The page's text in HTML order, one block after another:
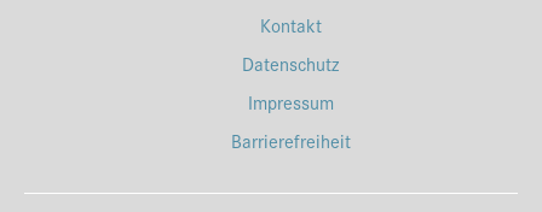
Kontakt
Datenschutz
Impressum
Barrierefreiheit